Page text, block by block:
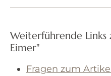
Weiterführende
Eimer"
Fragen zum